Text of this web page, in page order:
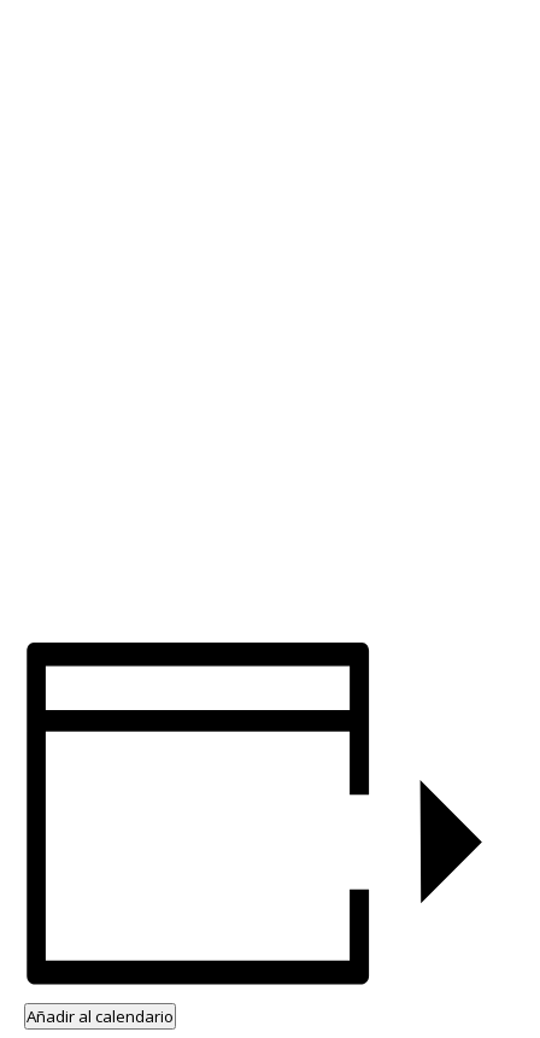
Añadir al calendario